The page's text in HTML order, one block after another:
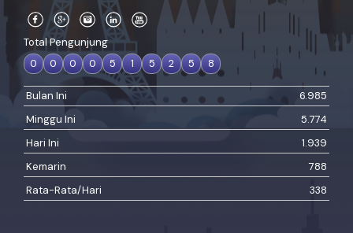
Total Pengunjung
0
0 0 0 5 1 5 2 5 8
Bulan Ini
6.985
Minggu Ini
5.774
Hari Ini
1.939
Kemarin
788
Rata-Rata/Hari
338